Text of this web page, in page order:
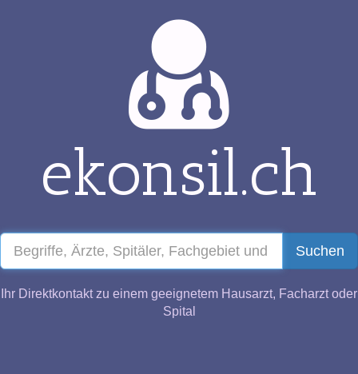
ekonsil.ch
Suchen
Ihr Direktkontakt zu einem geeignetem Hausarzt, Facharzt oder
Spital